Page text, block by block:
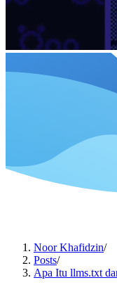
Noor Khafidzin/
Posts/
Apa Itu llms.txt